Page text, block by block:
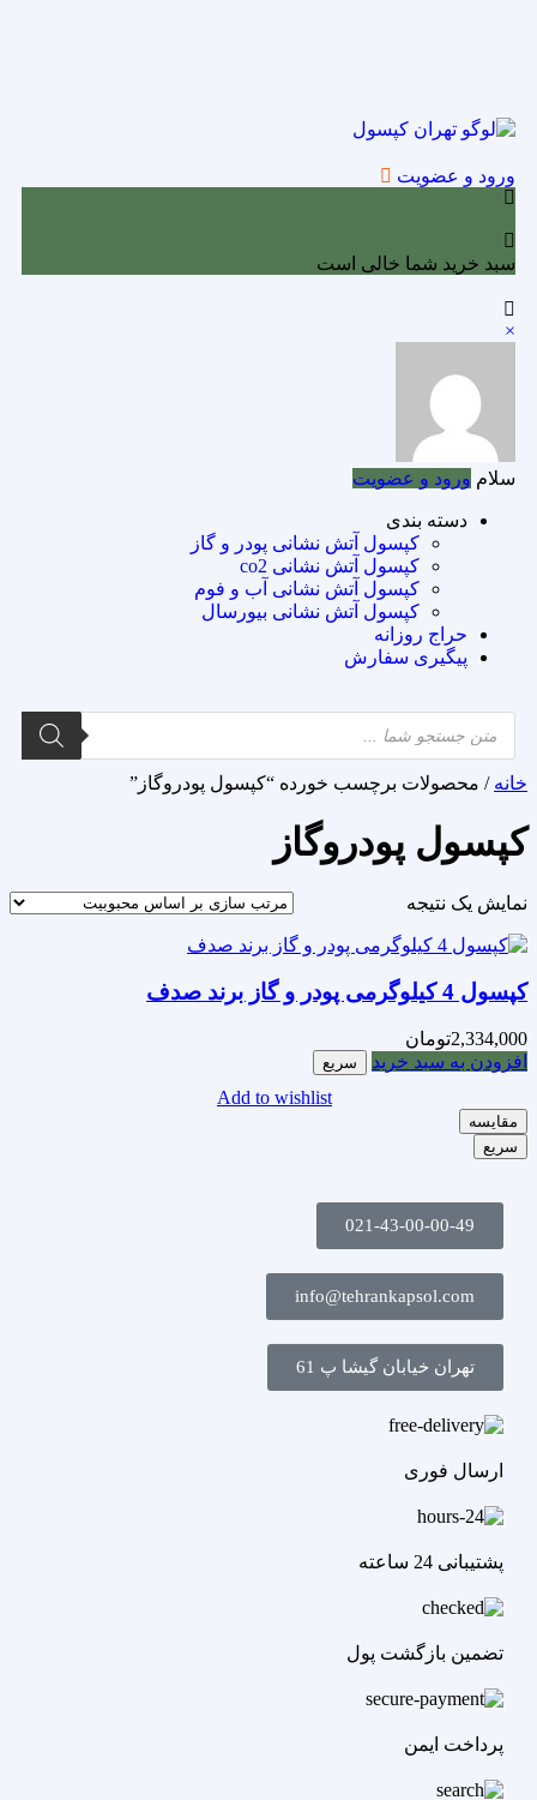
ورود و عضویت
سبد خرید شما خالی است
×
سلام ورود و عضویت
دسته بندی
کپسول آتش نشانی پودر و گاز
کپسول آتش نشانی co2
کپسول آتش نشانی آب و فوم
کپسول آتش نشانی بیورسال
حراج روزانه
پیگیری سفارش
خانه / محصولات برچسب خورده “کپسول پودروگاز”
کپسول پودروگاز
نمایش یک نتیجه
کپسول 4 کیلوگرمی پودر و گاز برند صدف
2,334,000تومان
افزودن به سبد خرید
سریع
Add to wishlist
مقایسه
سریع
021-43-00-00-49
info@tehrankapsol.com
تهران خیابان گیشا پ 61
ارسال فوری
پشتیبانی 24 ساعته
تضمین بازگشت پول
پرداخت ایمن